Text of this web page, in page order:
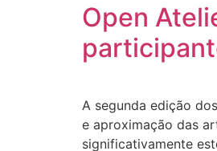
Open
A segunda edição
e aproximação das
significativamente